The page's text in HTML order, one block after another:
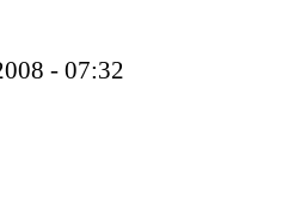
- 07:32